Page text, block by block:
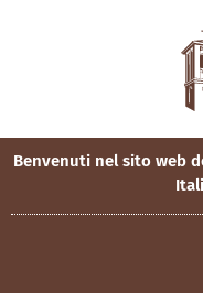
Benvenuti nel sito web